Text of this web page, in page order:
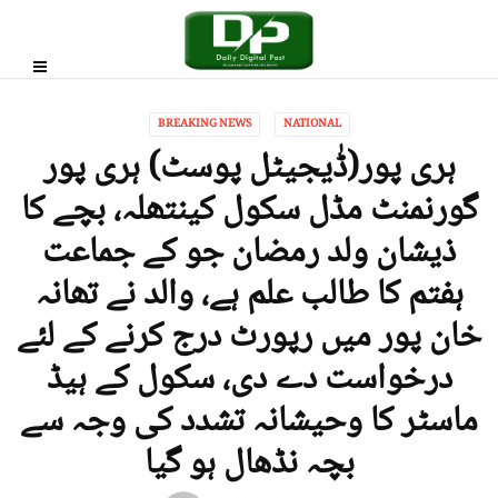
BREAKING NEWS NATIONAL
ہری پور(ڈٰیجیٹل پوسٹ) ہری پور
گورنمنٹ مڈل سکول کینتھلہ، بچے کا
ذیشان ولد رمضان جو کے جماعت
ہفتم کا طالب علم ہے، والد نے تھانہ
خان پور میں رپورٹ درج کرنے کے لئے
درخواست دے دی، سکول کے ہیڈ
ماسٹر کا وحیشانہ تشدد کی وجہ سے
بچہ نڈھال ہو گیا